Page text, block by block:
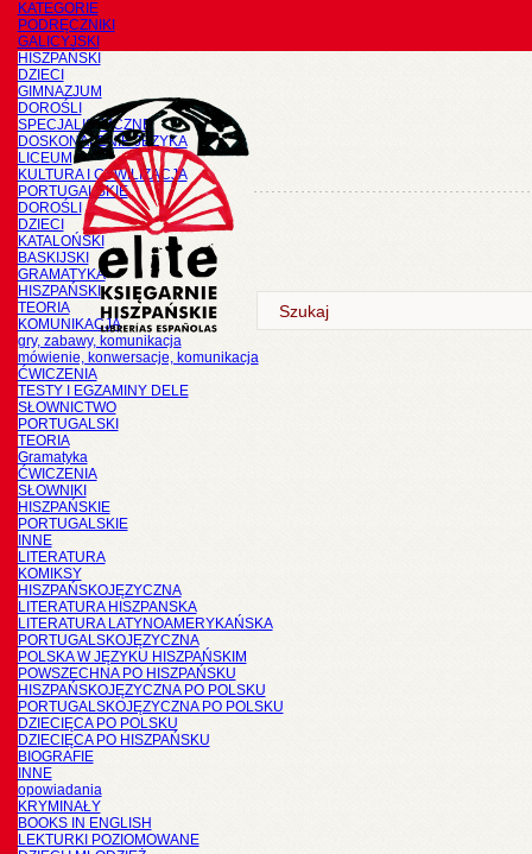
KATEGORIE
PODRĘCZNIKI
GALICYJSKI
HISZPAŃSKI
DZIECI
GIMNAZJUM
DOROŚLI
SPECJALISTYCZNE
DOSKONALENIE JĘZYKA
LICEUM
KULTURA I CYWILIZACJA
PORTUGALSKIE
DOROŚLI
DZIECI
KATALOŃSKI
BASKIJSKI
GRAMATYKA
HISZPAŃSKI
TEORIA
KOMUNIKACJA
gry, zabawy, komunikacja
mówienie, konwersacje, komunikacja
ĆWICZENIA
TESTY I EGZAMINY DELE
SŁOWNICTWO
PORTUGALSKI
TEORIA
Gramatyka
ĆWICZENIA
SŁOWNIKI
HISZPAŃSKIE
PORTUGALSKIE
INNE
LITERATURA
KOMIKSY
HISZPAŃSKOJĘZYCZNA
LITERATURA HISZPANSKA
LITERATURA LATYNOAMERYKAŃSKA
PORTUGALSKOJĘZYCZNA
POLSKA W JĘZYKU HISZPAŃSKIM
POWSZECHNA PO HISZPAŃSKU
HISZPAŃSKOJĘZYCZNA PO POLSKU
PORTUGALSKOJĘZYCZNA PO POLSKU
DZIECIĘCA PO POLSKU
DZIECIĘCA PO HISZPAŃSKU
BIOGRAFIE
INNE
opowiadania
KRYMINAŁY
BOOKS IN ENGLISH
LEKTURKI POZIOMOWANE